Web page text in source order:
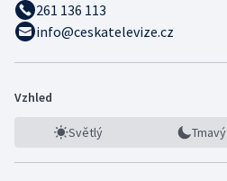
261 136 113
info@ceskatelevize.cz
Vzhled
Světlý Tmavý